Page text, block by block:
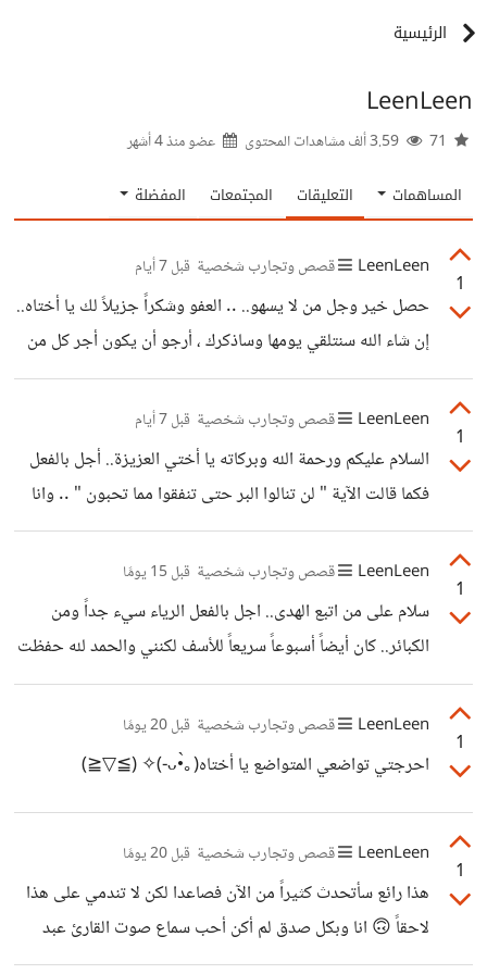
الرئيسية
LeenLeen
عضو منذ4 أشهر
المساهمات التعليقات المجتمعات المفضلة
1
LeenLeen قصص وتجارب شخصية قبل 7 أيام
حصل خير وجل من لا يسهو.. .. العفو وشكراً جزيلاً لك يا أختاه..
إن شاء الله سنتلقي يومها وساذكرك ، أرجو أن يكون أجر كل من
حفظ من القرآن في هذه المسابقة من نصيبك وفي ميزانك .
تحية طيبة..
1
LeenLeen قصص وتجارب شخصية قبل 7 أيام
السلام عليكم ورحمة الله وبركاته يا أختي العزيزة.. أجل بالفعل
فكما قالت الآية " لن تنالوا البر حتى تنفقوا مما تحبون " .. وانا
الحمد لله علامتي 4/4 ولقد اخترت الآية " فتلقى آدم من ربه
كلمات فتاب عليه إنه هو التواب الرحيم " بصراحة أنا أحب كم أن
الله رحيم بعباده حتى منذ بدء الخلق..فرغم أن أبانا آدم عليه
السلام قد عصى الله إلا أنه غفر له وتابع عليه برحمته التي
1
LeenLeen قصص وتجارب شخصية قبل 15 يومًا
سلام على من اتبع الهدى.. اجل بالفعل الرياء سيء جداً ومن
الكبائر.. كان أيضاً أسبوعاً سريعاً للأسف لكنني والحمد لله حفظت
الصفحة الرابعة من سورة البقرة.. اخترت آية " كيف تكفرون بالله
وقد كنتم أموات فأحياكم ثم يميتكم ثم يحييكم ثم إليه ترجعون
" شعرت أنها تُلخص حياتنا كبشر بكل بساطة وجمال لذا دخلت
يكون هذا أفضل تحدي أدخله في حياتي ' وفقك الله يا أختاه
وأدعو الله أن
1
LeenLeen قصص وتجارب شخصية قبل 20 يومًا
احرجتي تواضعي المتواضع يا أختاه⁦(⁠｡⁠•̀⁠ᴗ⁠-⁠)⁠✧⁩ ⁦(⁠≧⁠▽⁠≦⁠)⁩
1
LeenLeen قصص وتجارب شخصية قبل 20 يومًا
هذا رائع سأتحدث كثيراً من الآن فصاعدا لكن لا تندمي على هذا
لاحقاً 🙃 انا وبكل صدق لم أكن أحب سماع صوت القارئ عبد
الباسط عبد الصمد رحمه الله..كنت أعتبره مزعجاً " مع كامل